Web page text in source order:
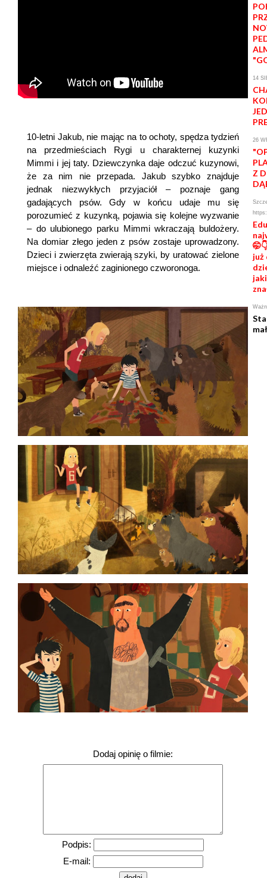
10-letni Jakub, nie mając na to ochoty, spędza tydzień
na przedmieściach Rygi u charakternej kuzynki
Mimmi i jej taty. Dziewczynka daje odczuć kuzynowi,
że za nim nie przepada. Jakub szybko znajduje
jednak niezwykłych przyjaciół – poznaje gang
gadających psów. Gdy w końcu udaje mu się
porozumieć z kuzynką, pojawia się kolejne wyzwanie
– do ulubionego parku Mimmi wkraczają buldożery.
Na domiar złego jeden z psów zostaje uprowadzony.
Dzieci i zwierzęta zwierają szyki, by uratować zielone
miejsce i odnaleźć zaginionego czworonoga.
Dodaj opinię o filmie:
Podpis:
E-mail:
14
26
Z
już